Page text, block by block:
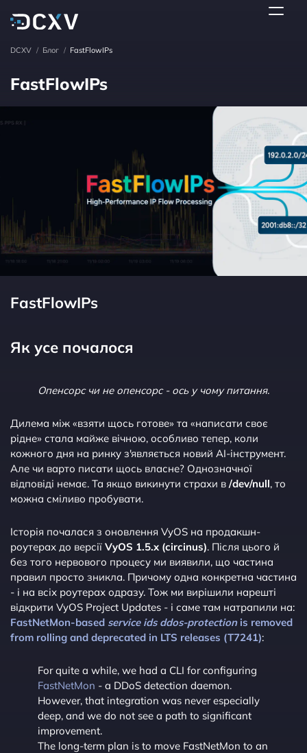
DCXV / Блог / FastFlowIPs
FastFlowIPs
FastFlowIPs
Як усе почалося
Опенсорс чи не опенсорс - ось у чому питання.
Дилема між «взяти щось готове» та «написати своє
рідне» стала майже вічною, особливо тепер, коли
кожного дня на ринку з'являється новий AI-інструмент.
Але чи варто писати щось власне? Однозначної
відповіді немає. Та якщо викинути страхи в /dev/null, то
можна сміливо пробувати.
Історія почалася з оновлення VyOS на продакшн-
роутерах до версії VyOS 1.5.x (circinus). Після цього й
без того нервового процесу ми виявили, що частина
правил просто зникла. Причому одна конкретна частина
- і на всіх роутерах одразу. Тож ми вирішили нарешті
відкрити VyOS Project Updates - і саме там натрапили на:
FastNetMon-based service ids ddos-protectionis removed
from rolling and deprecated in LTS releases (T7241):
For quite a while, we had a CLI for configuring
FastNetMon - a DDoS detection daemon.
However, that integration was never especially
deep, and we do not see a path to significant
improvement.
The long-term plan is to move FastNetMon to an